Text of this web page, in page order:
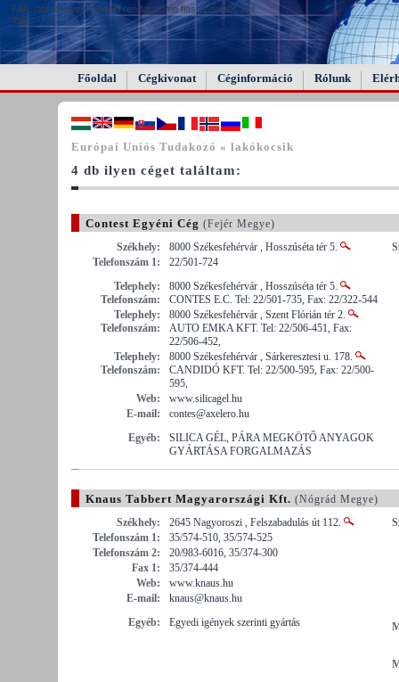
FAIL (the browser should render some flash content, not
this).
Főoldal Cégkivonat Céginformáció Rólunk
Európai Uniós Tudakozó « lakókocsik
4 db ilyen céget találtam:
Contest Egyéni Cég (Fejér Megye)
Székhely:
8000 Székesfehérvár , Hosszúséta tér 5.
Telefonszám 1:
22/501-724
Telephely:
8000 Székesfehérvár , Hosszúséta tér 5.
Telefonszám:
CONTES E.C. Tel: 22/501-735, Fax: 22/322-544
Telephely:
8000 Székesfehérvár , Szent Flórián tér 2.
Telefonszám:
AUTO EMKA KFT. Tel: 22/506-451, Fax:
22/506-452,
Telephely:
8000 Székesfehérvár , Sárkeresztesi u. 178.
Telefonszám:
CANDIDÓ KFT. Tel: 22/500-595, Fax: 22/500-
595,
Web:
www.silicagel.hu
E-mail:
contes@axelero.hu
Egyéb:
SILICA GÉL, PÁRA MEGKÖTŐ ANYAGOK
GYÁRTÁSA FORGALMAZÁS
Knaus Tabbert Magyarországi Kft. (Nógrád Megye)
Székhely:
2645 Nagyoroszi , Felszabadulás út 112.
Telefonszám 1:
35/574-510, 35/574-525
Telefonszám 2:
20/983-6016, 35/374-300
Fax 1:
35/374-444
Web:
www.knaus.hu
E-mail:
knaus@knaus.hu
Egyéb:
Egyedi igények szerinti gyártás